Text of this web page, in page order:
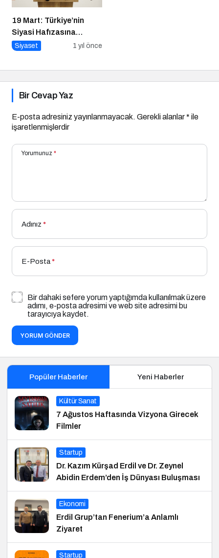
19 Mart: Türkiye’nin
Siyasi Hafızasına
Kazınan Sivil Darbe
Siyaset 1 yıl önce
Bir Cevap Yaz
E-posta adresiniz yayınlanmayacak. Gerekli alanlar* ile
işaretlenmişlerdir
Yorumunuz *
Adınız *
E-Posta*
Bir dahaki sefere yorum yaptığımda kullanılmak üzere
adımı, e-posta adresimi ve web site adresimi bu
tarayıcıya kaydet.
YORUM GÖNDER
Popüler Haberler Yeni Haberler
Kültür Sanat
7 Ağustos Haftasında Vizyona Girecek
Filmler
Startup
Dr. Kazım Kürşad Erdil ve Dr. Zeynel
Abidin Erdem’den İş Dünyası Buluşması
Ekonomi
Erdil Grup’tan Fenerium’a Anlamlı
Ziyaret
Startup